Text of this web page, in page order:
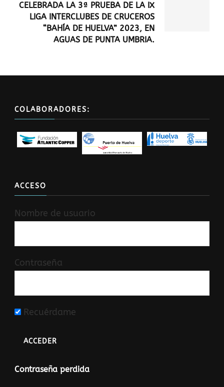
CELEBRADA LA 3ª PRUEBA DE LA IX
LIGA INTERCLUBES DE CRUCEROS
“BAHÍA DE HUELVA” 2023, EN
AGUAS DE PUNTA UMBRIA.
COLABORADORES:
ACCESO
Nombre de usuario
Contraseña
Recuérdame
Contraseña perdida